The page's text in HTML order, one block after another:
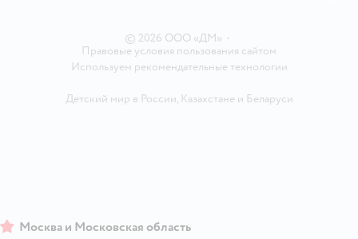
© 2026 ООО «ДМ» •
Правовые условия пользования сайтом
Используем рекомендательные технологии
Детский мир в России, Казахстанеи Беларуси
Москва и Московская область